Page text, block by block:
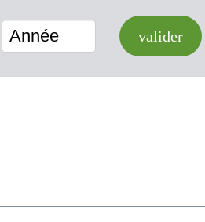
Année valider